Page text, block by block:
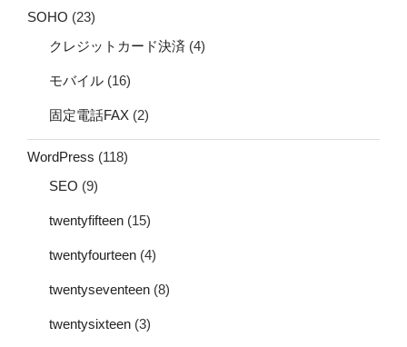
SOHO (23)
クレジットカード決済 (4)
モバイル (16)
固定電話FAX (2)
WordPress (118)
SEO (9)
twentyfifteen (15)
twentyfourteen (4)
twentyseventeen (8)
twentysixteen (3)